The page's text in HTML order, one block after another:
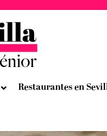
Restaurantes en